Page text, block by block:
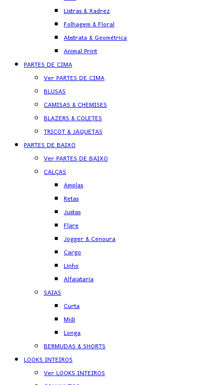
Listras & Xadrez
Folhagem & Floral
Abstrata & Geométrica
Animal Print
PARTES DE CIMA
Ver PARTES DE CIMA
BLUSAS
CAMISAS & CHEMISES
BLAZERS & COLETES
TRICOT & JAQUETAS
PARTES DE BAIXO
Ver PARTES DE BAIXO
CALÇAS
Amplas
Retas
Justas
Flare
Jogger & Cenoura
Cargo
Linho
Alfaiataria
SAIAS
Curta
Midi
Longa
BERMUDAS & SHORTS
LOOKS INTEIROS
Ver LOOKS INTEIROS